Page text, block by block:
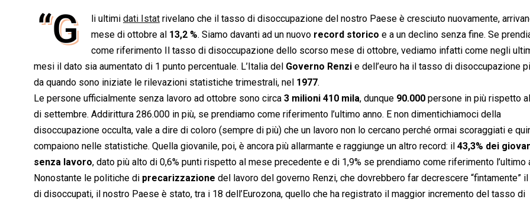
c
e
o
o
k
a
t
s
A
p
p
n
k
e
d
I
n
r
e
a
d
s
a
i
l
p
y
L
i
n
k
i
n
t
“G li ultimi dati Istat rivelano che il tasso di disoccupazione del nostro Paese è cresciuto nuovamente,
mese di ottobre al 13,2 %. Siamo davanti ad un nuovo record storico e a un declino senza fine. Se
come riferimento Il tasso di disoccupazione dello scorso mese di ottobre, vediamo infatti come negli
mesi il dato sia aumentato di 1 punto percentuale. L’Italia del Governo Renzi e dell’euro ha il tasso di disoccupazione
da quando sono iniziate le rilevazioni statistiche trimestrali, nel 1977.
Le persone ufficialmente senza lavoro ad ottobre sono circa 3 milioni 410 mila, dunque 90.000 persone in più rispetto
di settembre. Addirittura 286.000 in più, se prendiamo come riferimento l’ultimo anno. E non dimentichiamoci della
disoccupazione occulta, vale a dire di coloro (sempre di più) che un lavoro non lo cercano perché ormai scoraggiati e
compaiono nelle statistiche. Quella giovanile, poi, è ancora più allarmante e raggiunge un altro record: il 43,3% dei
senza lavoro, dato più alto di 0,6% punti rispetto al mese precedente e di 1,9% se prendiamo come riferimento l’ultimo
Nonostante le politiche di precarizzazione del lavoro del governo Renzi, che dovrebbero far decrescere “fintamente”
di disoccupati, il nostro Paese è stato, tra i 18 dell’Eurozona, quello che ha registrato il maggior incremento del tasso di